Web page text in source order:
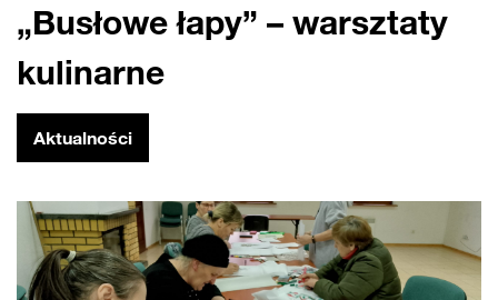
„Busłowe łapy” – warsztaty
kulinarne
Aktualności